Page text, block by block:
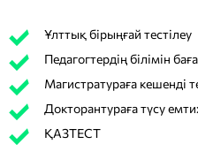
Ұлттық бірыңғай тестілеу
Педагогтердің білімін
Магистратураға кешенді
Докторантураға түсу
ҚАЗТЕСТ